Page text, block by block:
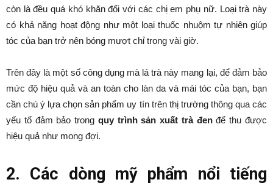
còn là đều quá khó khăn đối với các chị em phụ nữ. Loại trà này
có khả năng hoạt động như một loại thuốc nhuộm tự nhiên giúp
tóc của bạn trở nên bóng mượt chỉ trong vài giờ.
Trên đây là một số công dụng mà lá trà này mang lại, để đảm bảo
mức độ hiệu quả và an toàn cho làn da và mái tóc của bạn, bạn
cần chú ý lựa chọn sản phẩm uy tín trên thị trường thông qua các
yếu tố đảm bảo trong quy trình sản xuất trà đenđể thu được
hiệu quả như mong đợi.
2. Các dòng mỹ phẩm nổi tiếng